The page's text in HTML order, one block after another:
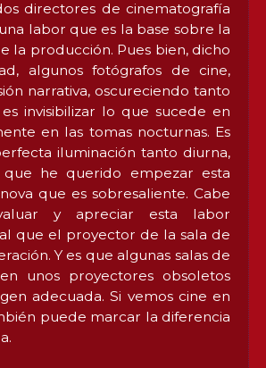
directores de cinematografía
labor que es la base sobre la
la producción. Pues bien, dicho
algunos fotógrafos de cine,
narrativa, oscureciendo tanto
invisibilizar lo que sucede en
en las tomas nocturnas. Es
iluminación tanto diurna,
he querido empezar esta
que es sobresaliente. Cabe
y apreciar esta labor
que el proyector de la sala de
Y es que algunas salas de
unos proyectores obsoletos
adecuada. Si vemos cine en
puede marcar la diferencia